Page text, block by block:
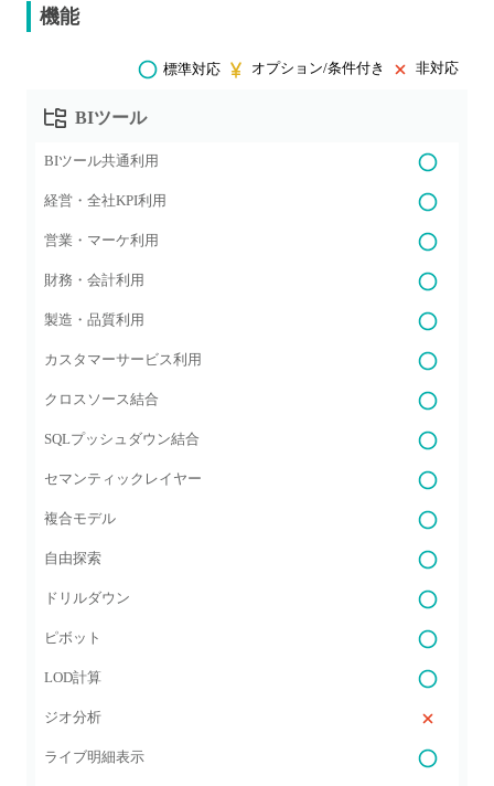
機能
標準対応 オプション/条件付き 非対応
BIツール
BIツール共通利用
経営・全社KPI利用
営業・マーケ利用
財務・会計利用
製造・品質利用
カスタマーサービス利用
クロスソース結合
SQLプッシュダウン結合
セマンティックレイヤー
複合モデル
自由探索
ドリルダウン
ピボット
LOD計算
ジオ分析
ライブ明細表示